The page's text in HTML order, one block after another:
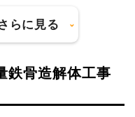
らに見る
鉄骨造解体工事